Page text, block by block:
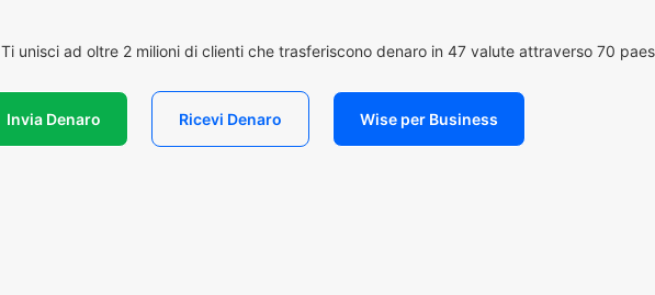
Ti unisci ad oltre 2 milioni di clienti che trasferiscono denaro in 47 valute attraverso 70
Invia Denaro Ricevi Denaro Wise per Business